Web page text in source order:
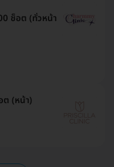
ช็อต (ทั่วหน้า
ต (หน้า)